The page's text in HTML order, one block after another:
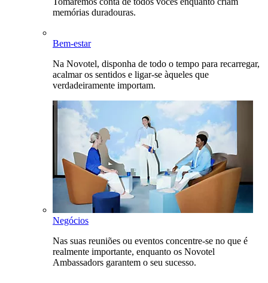
memórias duradouras.
Bem-estar
Na Novotel, disponha de todo o tempo para recarregar,
acalmar os sentidos e ligar-se àqueles que
verdadeiramente importam.
Negócios
Nas suas reuniões ou eventos concentre-se no que é
realmente importante, enquanto os Novotel
Ambassadors garantem o seu sucesso.